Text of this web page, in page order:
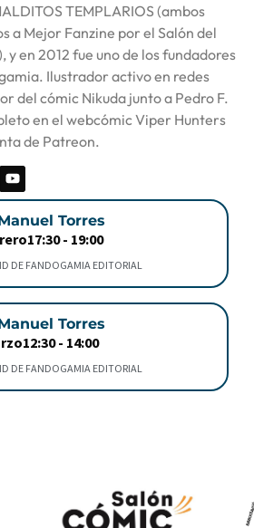
TEMPLARIOS (ambos
a Mejor Fanzine por el Salón del
y en 2012 fue uno de los fundadores
Ilustrador activo en redes
del cómic Nikuda junto a Pedro F.
en el webcómic Viper Hunters
de Patreon.
Torres
17:30 - 19:00
DE FANDOGAMIA EDITORIAL
Torres
12:30 - 14:00
DE FANDOGAMIA EDITORIAL